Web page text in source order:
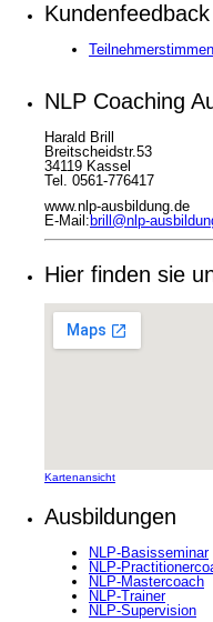
Kundenfeedback
Teilnehmerstimmen
NLP Coaching
Harald Brill
Breitscheidstr.53
34119 Kassel
Tel. 0561-776417
www.nlp-ausbildung.de
E-Mail: brill@nlp-
Hier finden sie
Kartenansicht
Ausbildungen
NLP-Basisseminar
NLP-
NLP-Mastercoach
NLP-Trainer
NLP-Supervision